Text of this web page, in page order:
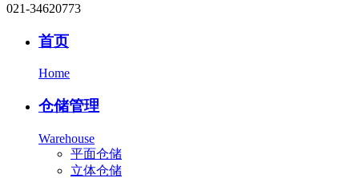
021-34620773
首页
Home
仓储管理
Warehouse
平面仓储
立体仓储